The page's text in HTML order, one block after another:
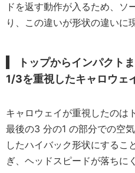
ドを返す動作が入るため、ソ
り、この違いが形状の違いに
トップからインパクト
1/3を重視したキャロウェ
キャロウェイが重視したのは
最後の3 分の1 の部分での空
したハイバック形状にするこ
ぎ、ヘッドスピードが落ちに